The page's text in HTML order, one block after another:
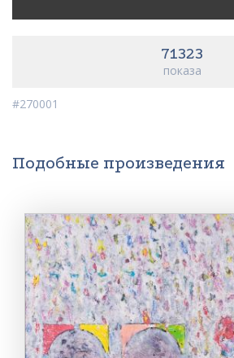
71323
показа
#270001
Подобные произведения